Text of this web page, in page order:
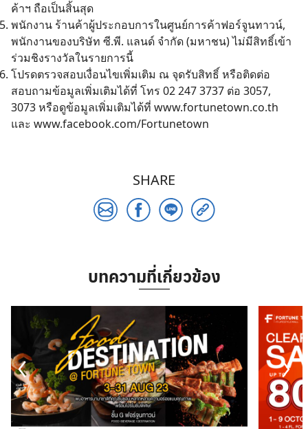
ค้าฯ ถือเป็นสิ้นสุด
พนักงาน ร้านค้าผู้ประกอบการในศูนย์การค้าฟอร์จูนทาวน์,
พนักงานของบริษัท ซี.พี. แลนด์ จำกัด (มหาชน) ไม่มีสิทธิ์เข้า
ร่วมชิงรางวัลในรายการนี้
โปรดตรวจสอบเงื่อนไขเพิ่มเติม ณ จุดรับสิทธิ์ หรือติดต่อ
สอบถามข้อมูลเพิ่มเติมได้ที่ โทร 02 247 3737 ต่อ 3057,
3073 หรือดูข้อมูลเพิ่มเติมได้ที่ www.fortunetown.co.th
และ www.facebook.com/Fortunetown
SHARE
บทความที่เกี่ยวข้อง